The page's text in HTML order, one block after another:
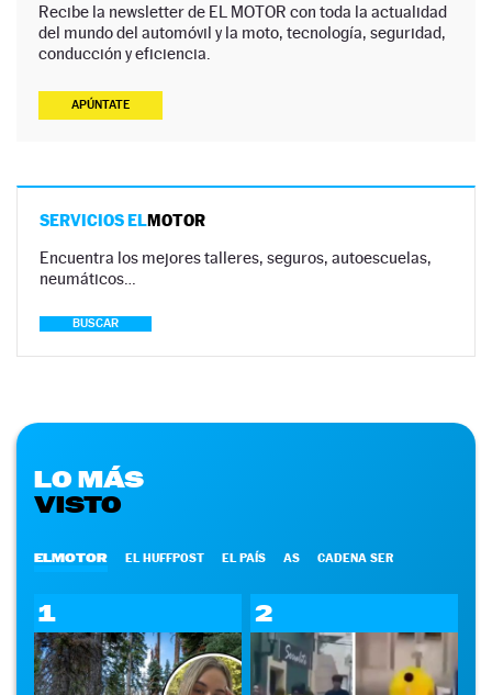
Recibe la newsletter de EL MOTOR con toda la actualidad
del mundo del automóvil y la moto, tecnología, seguridad,
conducción y eficiencia.
APÚNTATE
SERVICIOS ELMOTOR
Encuentra los mejores talleres, seguros, autoescuelas,
neumáticos…
BUSCAR
LO MÁS
VISTO
ELMOTOR EL HUFFPOST EL PAÍS AS CADENA SER
1 2